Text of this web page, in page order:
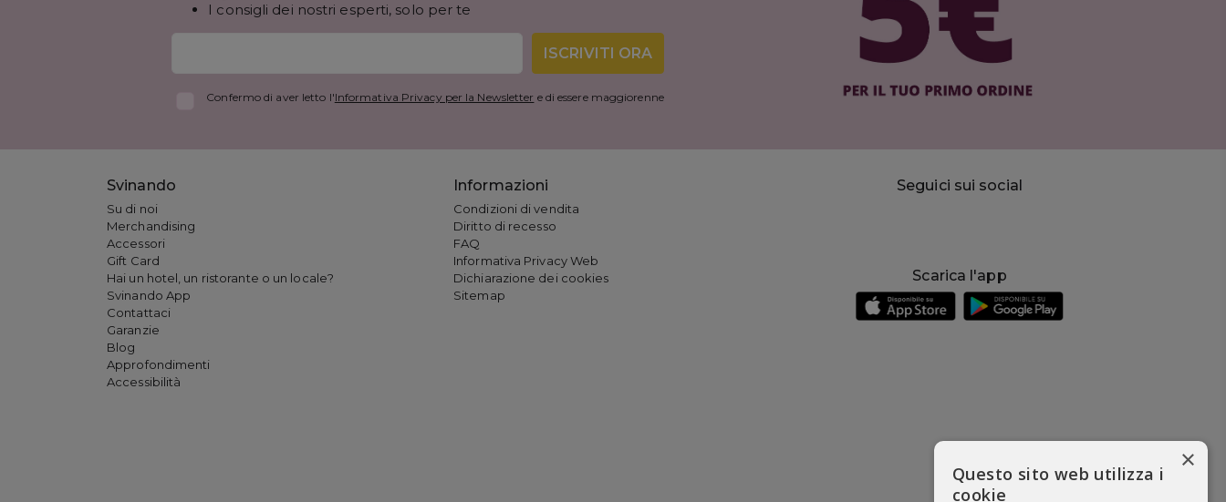
I consigli dei nostri esperti, solo per te
ISCRIVITI ORA
Confermo di aver letto l'Informativa Privacy per la Newsletter e di essere maggiorenne
Svinando
Su di noi
Merchandising
Accessori
Gift Card
Hai un hotel, un ristorante o un locale?
Svinando App
Contattaci
Garanzie
Blog
Approfondimenti
Accessibilità
Informazioni
Condizioni di vendita
Diritto di recesso
FAQ
Informativa Privacy Web
Dichiarazione dei cookies
Sitemap
Seguici sui social
Scarica l'app
×
Questo sito web utilizza i
cookie